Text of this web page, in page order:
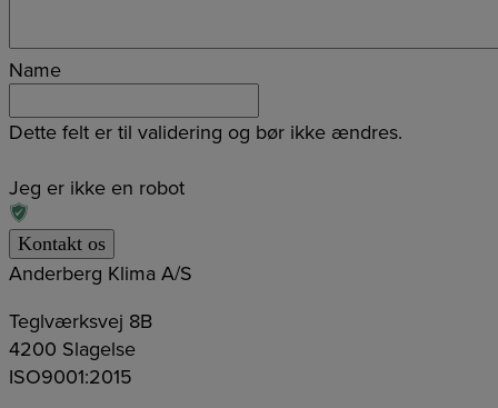
Name
Dette felt er til validering og bør ikke ændres.
Jeg er ikke en robot
Anderberg Klima A/S
Teglværksvej 8B
4200 Slagelse
ISO9001:2015